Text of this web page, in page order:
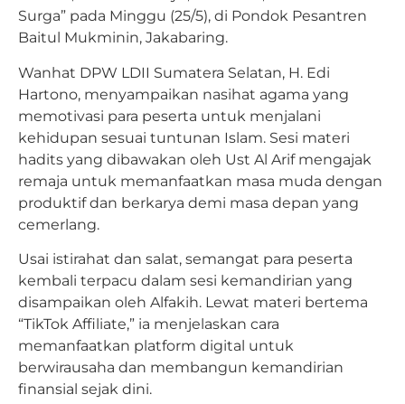
Surga” pada Minggu (25/5), di Pondok Pesantren
Baitul Mukminin, Jakabaring.
Wanhat DPW LDII Sumatera Selatan, H. Edi
Hartono, menyampaikan nasihat agama yang
memotivasi para peserta untuk menjalani
kehidupan sesuai tuntunan Islam. Sesi materi
hadits yang dibawakan oleh Ust Al Arif mengajak
remaja untuk memanfaatkan masa muda dengan
produktif dan berkarya demi masa depan yang
cemerlang.
Usai istirahat dan salat, semangat para peserta
kembali terpacu dalam sesi kemandirian yang
disampaikan oleh Alfakih. Lewat materi bertema
“TikTok Affiliate,” ia menjelaskan cara
memanfaatkan platform digital untuk
berwirausaha dan membangun kemandirian
finansial sejak dini.